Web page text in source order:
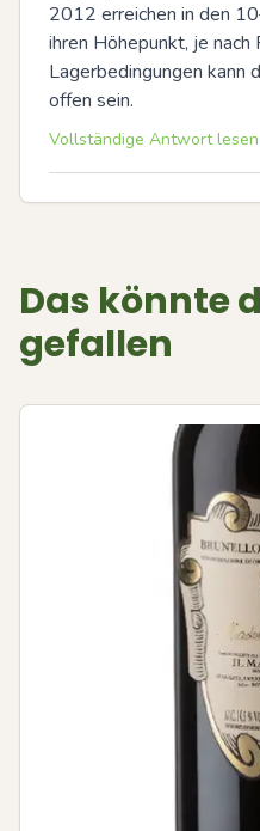
2012 erreichen in den
ihren Höhepunkt, je nach
Lagerbedingungen kann
offen sein.
Vollständige Antwort
Das könnte
gefallen